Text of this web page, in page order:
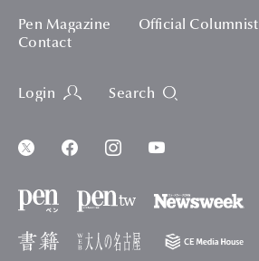
Pen Magazine Official Columnist
Contact
Login Search